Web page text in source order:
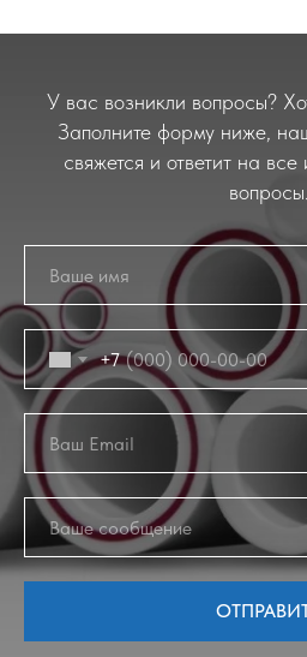
У вас возникли вопросы?
Заполните форму ниже,
свяжется и ответит на
вопросы.
+7